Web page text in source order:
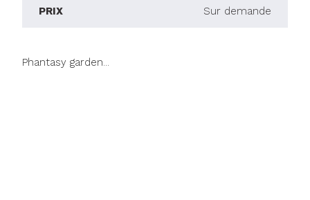
PRIX Sur demande
Phantasy garden...